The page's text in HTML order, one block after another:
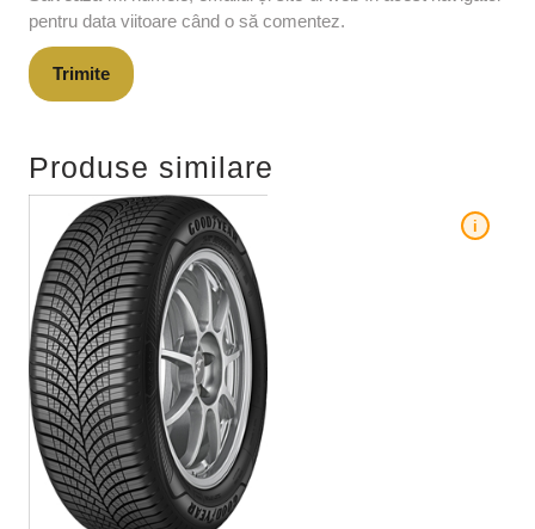
pentru data viitoare când o să comentez.
Produse similare
i